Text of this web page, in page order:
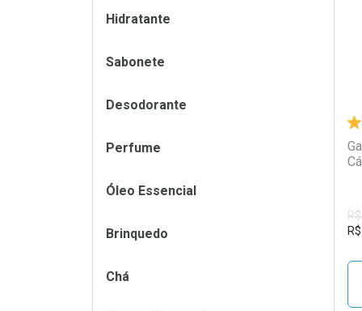
R$
Hidratante
Sabonete
Desodorante
Perfume
Óleo Essencial
Brinquedo
Chá